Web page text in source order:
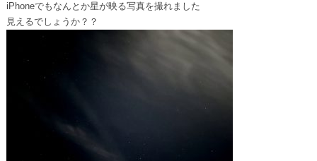
iPhoneでもなんとか星が映る写真を撮れました
見えるでしょうか？？